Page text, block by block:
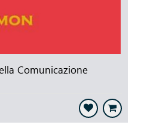
Comunicazione